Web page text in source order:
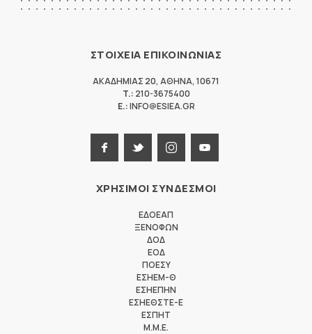
ΣΤΟΙΧΕΙΑ ΕΠΙΚΟΙΝΩΝΙΑΣ
ΑΚΑΔΗΜΙΑΣ 20, ΑΘΗΝΑ, 10671
T.: 210-3675400
E.:INFO@ESIEA.GR
ΧΡΗΣΙΜΟΙ ΣΥΝΔΕΣΜΟΙ
ΕΔΟΕΑΠ
ΞΕΝΟΦΩΝ
ΔΟΔ
ΕΟΔ
ΠΟΕΣΥ
ΕΣΗΕΜ-Θ
ΕΣΗΕΠΗΝ
ΕΣΗΕΘΣΤΕ-Ε
ΕΣΠΗΤ
M.M.E.